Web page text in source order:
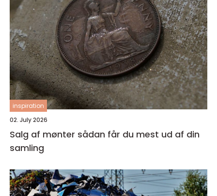
inspiration
02. July 2026
Salg af mønter sådan får du mest ud af din
samling